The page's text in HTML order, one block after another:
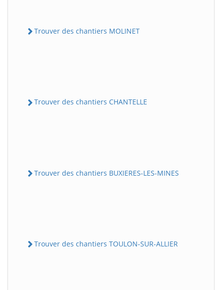
Trouver des chantiers MOLINET
Trouver des chantiers CHANTELLE
Trouver des chantiers BUXIERES-LES-MINES
Trouver des chantiers TOULON-SUR-ALLIER